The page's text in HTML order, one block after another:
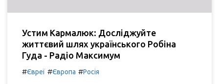
Устим Кармалюк: Досліджуйте
життєвий шлях українського Робіна
Гуда - Радіо Максимум
#Євреї #Європа #Росія